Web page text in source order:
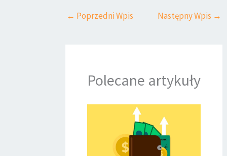
← Poprzedni Wpis Następny Wpis →
Polecane artykuły